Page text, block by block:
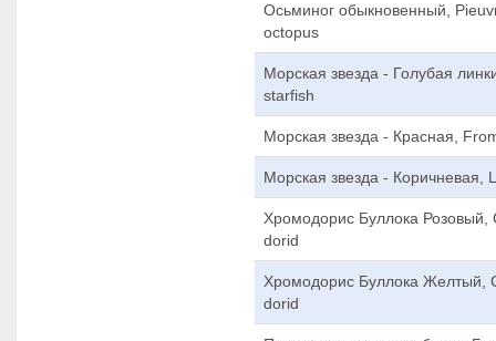
Осьминог обыкновенный,
octopus
Морская звезда - Голубая
starfish
Морская звезда - Красная,
Морская звезда - Коричневая,
Хромодорис Буллока Розовый,
dorid
Хромодорис Буллока Желтый,
dorid